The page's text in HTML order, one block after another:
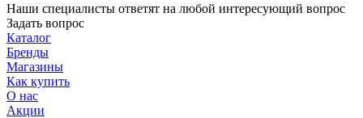
Наши специалисты ответят на любой интересующий вопрос
Задать вопрос
Каталог
Бренды
Магазины
Как купить
О нас
Акции